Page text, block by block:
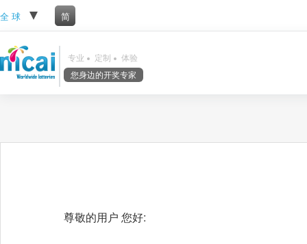
全 球 简
专业 定制
体验
您身边的开奖专家
尊敬的用户 您好: